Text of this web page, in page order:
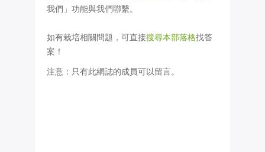
我們」功能與我們聯繫。
如有栽培相關問題，可直接搜尋本部落格找答
案！
注意：只有此網誌的成員可以留言。